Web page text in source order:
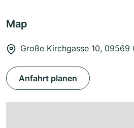
Map
Große Kirchgasse 10, 09569
Anfahrt planen